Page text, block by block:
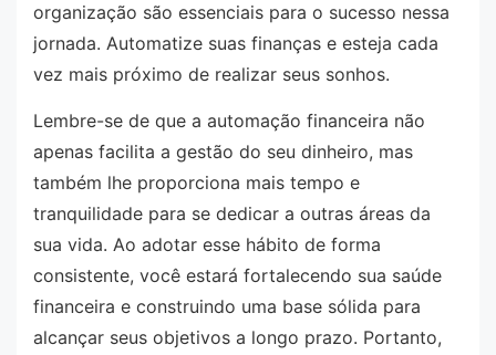
organização são essenciais para o sucesso nessa
jornada. Automatize suas finanças e esteja cada
vez mais próximo de realizar seus sonhos.
Lembre-se de que a automação financeira não
apenas facilita a gestão do seu dinheiro, mas
também lhe proporciona mais tempo e
tranquilidade para se dedicar a outras áreas da
sua vida. Ao adotar esse hábito de forma
consistente, você estará fortalecendo sua saúde
financeira e construindo uma base sólida para
alcançar seus objetivos a longo prazo. Portanto,